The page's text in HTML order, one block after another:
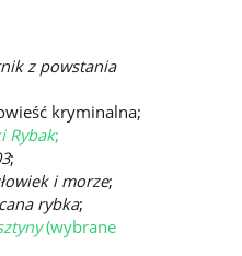
z powstania
kryminalna;
Rybak;
;
i morze;
rybka;
(wybrane